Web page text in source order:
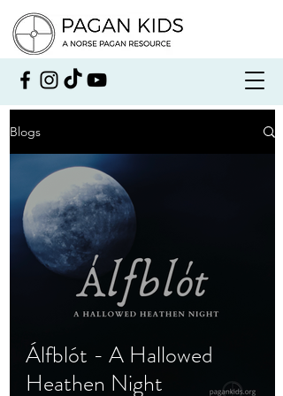
Blogs
Álfblót - A Hallowed
Heathen Night